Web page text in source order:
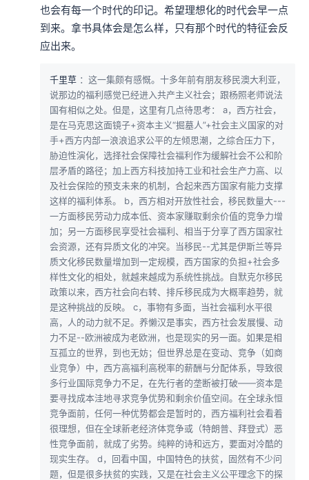
也会有每一个时代的印记。希望理想化的时代会早一点
到来。拿书具体会是怎么样，只有那个时代的特征会反
应出来。
千里草 ：这一集颇有感慨。十多年前有朋友移民澳大利亚，
说那边的福利感觉已经进入共产主义社会；跟杨照老师说法
国有相似之处。但是，这里有几点待思考： a，西方社会，
是在马克思这面镜子+资本主义“掘墓人”+社会主义国家的对
手+西方内部一浪浪追求公平的左倾思潮，之综合压力下，
胁迫性演化，选择社会保障社会福利作为缓解社会不公和阶
层矛盾的路径；加上西方科技加持工业和社会生产力高、以
及社会保险的预支未来的机制，合起来西方国家有能力支撑
这样的福利体系。 b，西方相对开放性社会，移民数量大---
一方面移民劳动力成本低、资本家赚取剩余价值的竞争力增
加；另一方面移民享受社会福利、相当于分享了西方国家社
会资源，还有异质文化的冲突。当移民--尤其是伊斯兰等异
质文化移民数量增加到一定规模，西方国家的负担+社会多
样性文化的相处，就越来越成为系统性挑战。自默克尔移民
政策以来，西方社会向右转、排斥移民成为大概率趋势，就
是这种挑战的反映。 c，事物有多面，当社会福利水平很
高，人的动力就不足。养懒汉是事实，西方社会发展慢、动
力不足--欧洲被成为老欧洲，也是现实的另一面。如果是相
互孤立的世界，到也无妨；但世界总是在变动、竞争（如商
业竞争）中，西方高福利高税率的薪酬与分配体系，导致很
多行业国际竞争力不足，在先行者的垄断被打破——资本是
要寻找成本洼地寻求竞争优势和剩余价值空间。在全球永恒
竞争面前，任何一种优势都会是暂时的，西方福利社会看着
很理想，但在全球新老经济体竞争或（特朗普、拜登式）恶
性竞争面前，就成了劣势。纯粹的诗和远方，要面对冷酷的
现实生存。 d，回看中国，中国特色的扶贫，固然有不少问
题，但是很多扶贫的实践，又是在社会主义公平理念下的探